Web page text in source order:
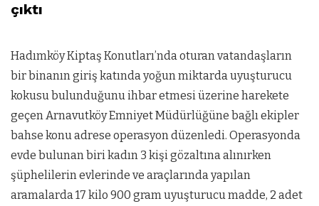
çıktı
Hadımköy Kiptaş Konutları’nda oturan vatandaşların
bir binanın giriş katında yoğun miktarda uyuşturucu
kokusu bulunduğunu ihbar etmesi üzerine harekete
geçen Arnavutköy Emniyet Müdürlüğüne bağlı ekipler
bahse konu adrese operasyon düzenledi. Operasyonda
evde bulunan biri kadın 3 kişi gözaltına alınırken
şüphelilerin evlerinde ve araçlarında yapılan
aramalarda 17 kilo 900 gram uyuşturucu madde, 2 adet